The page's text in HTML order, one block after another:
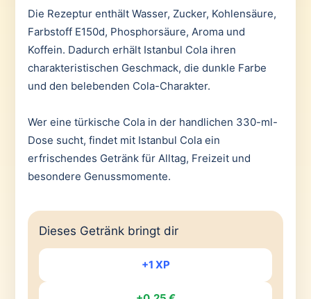
Die Rezeptur enthält Wasser, Zucker, Kohlensäure,
Farbstoff E150d, Phosphorsäure, Aroma und
Koffein. Dadurch erhält Istanbul Cola ihren
charakteristischen Geschmack, die dunkle Farbe
und den belebenden Cola-Charakter.
Wer eine türkische Cola in der handlichen 330-ml-
Dose sucht, findet mit Istanbul Cola ein
erfrischendes Getränk für Alltag, Freizeit und
besondere Genussmomente.
Dieses Getränk bringt dir
+1 XP